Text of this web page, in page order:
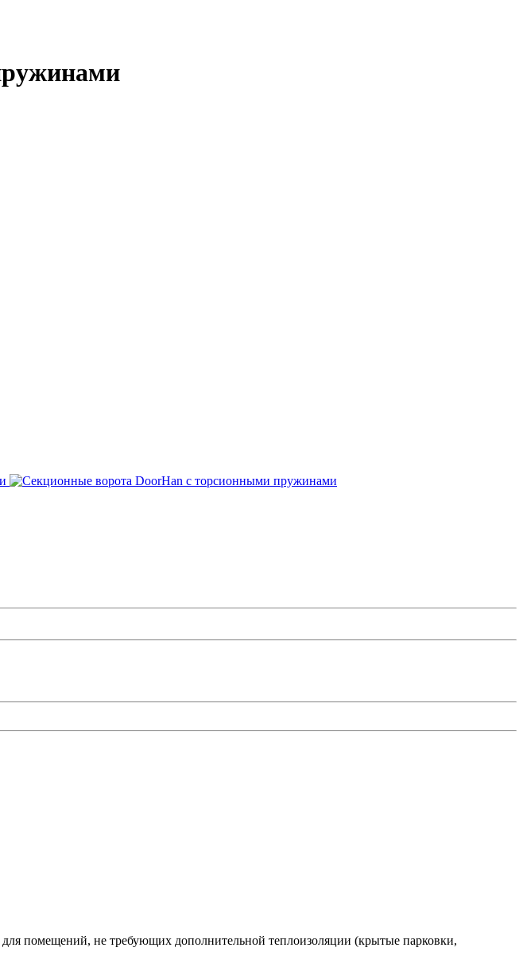
помещений, не требующих дополнительной теплоизоляции (крытые парковки,